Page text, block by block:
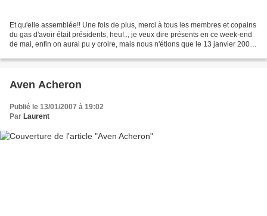
Et qu'elle assemblée!! Une fois de plus, merci à tous les membres et copains
du gas d'avoir était présidents, heu!.., je veux dire présents en ce week-end
de mai, enfin on aurai pu y croire, mais nous n'étions que le 13 janvier 2007.
Aven Acheron
Publié le 13/01/2007 à 19:02
Par Laurent